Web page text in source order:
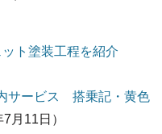
ット塗装工程を紹介
サービス 搭乗記・黄色
7月11日）